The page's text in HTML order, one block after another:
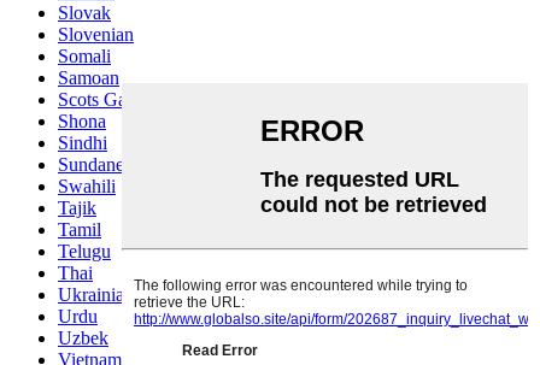
Slovak
Slovenian
Somali
Samoan
Scots Gaelic
Shona
Sindhi
Sundanese
Swahili
Tajik
Tamil
Telugu
Thai
Ukrainian
Urdu
Uzbek
Vietnamese